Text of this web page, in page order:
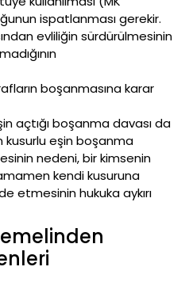
ispatlanması gerekir.
evliliğin sürdürülmesinin
boşanmasına karar
açtığı boşanma davası da
eşin boşanma
nedeni, bir kimsenin
kendi kusuruna
etmesinin hukuka aykırı